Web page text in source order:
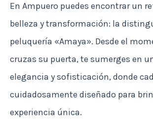
En Ampuero puedes encontrar un
belleza y transformación: la
peluquería «Amaya». Desde el
cruzas su puerta, te sumerges en
elegancia y sofisticación, donde
cuidadosamente diseñado para
experiencia única.